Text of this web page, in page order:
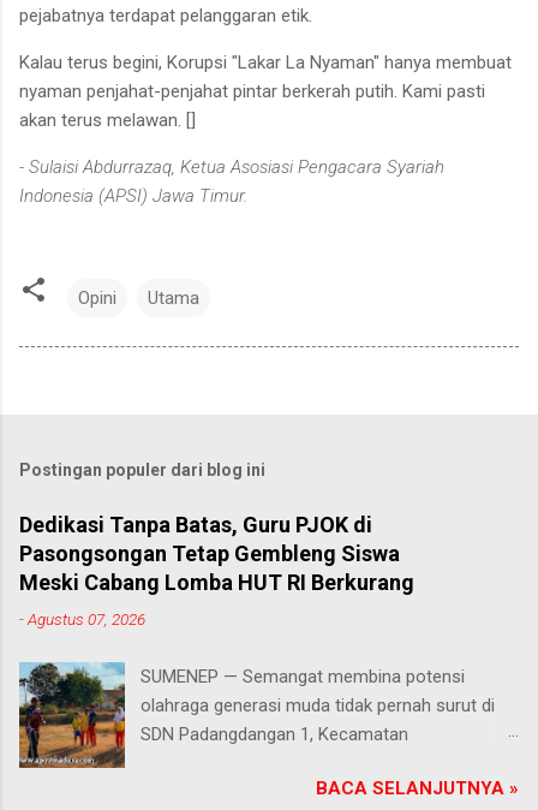
pejabatnya terdapat pelanggaran etik.
Kalau terus begini, Korupsi "Lakar La Nyaman" hanya membuat
nyaman penjahat-penjahat pintar berkerah putih. Kami pasti
akan terus melawan. []
- Sulaisi Abdurrazaq, Ketua Asosiasi Pengacara Syariah
Indonesia (APSI) Jawa Timur.
Opini Utama
Postingan populer dari blog ini
Dedikasi Tanpa Batas, Guru PJOK di
Pasongsongan Tetap Gembleng Siswa
Meski Cabang Lomba HUT RI Berkurang
-Agustus 07, 2026
SUMENEP — Semangat membina potensi
olahraga generasi muda tidak pernah surut di
SDN Padangdangan 1, Kecamatan
(5/8/2026) Meski beberapa cabang olahraga
BACA SELANJUTNYA »